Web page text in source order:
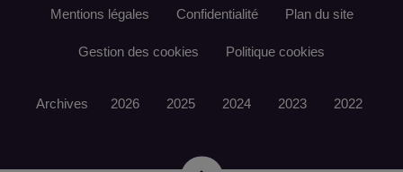
Mentions légales Confidentialité Plan du site
Gestion des cookies Politique cookies
Archives 2026 2025 2024 2023 2022